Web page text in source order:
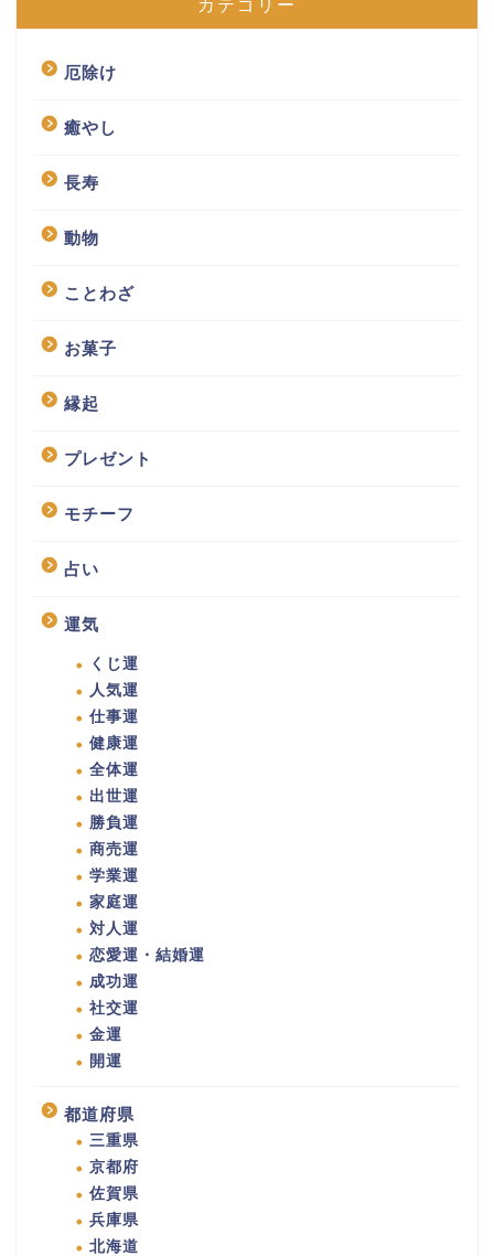
カテゴリー
厄除け
癒やし
長寿
動物
ことわざ
お菓子
縁起
プレゼント
モチーフ
占い
運気
くじ運
人気運
仕事運
健康運
全体運
出世運
勝負運
商売運
学業運
家庭運
対人運
恋愛運・結婚運
成功運
社交運
金運
開運
都道府県
三重県
京都府
佐賀県
兵庫県
北海道